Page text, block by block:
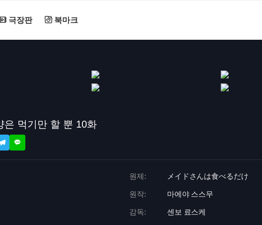
극장판 북마크
은 먹기만 할 뿐 10화
원제: メイドさんは食べるだけ
원작: 마에야 스스무
감독: 센보 료스케